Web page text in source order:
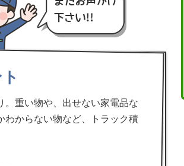
。重い物や、出せない家電品な
わからない物など、トラック積